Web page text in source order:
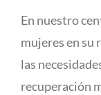
En nuestro
mujeres en
las
recuperación